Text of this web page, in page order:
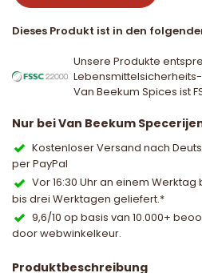
Dieses Produkt ist in den
Unsere Produkte
Van Beekum Spices ist
Nur bei Van Beekum
Kostenloser Versand nach
per PayPal
Vor 16:30 Uhr an einem
bis drei Werktagen geliefert.*
9,6/10 op basis van 10.000+
door webwinkelkeur.
Produktbeschreibung